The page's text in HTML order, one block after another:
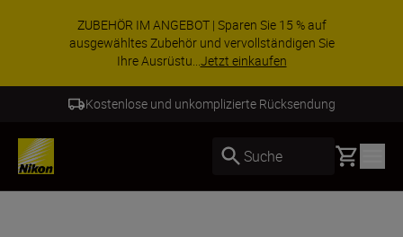
ZUBEHÖR IM ANGEBOT | Sparen Sie 15 % auf
ausgewähltes Zubehör und vervollständigen Sie
Ihre Ausrüstu...Jetzt einkaufen
Kostenlose und unkomplizierte Rücksendung
Suche Basket